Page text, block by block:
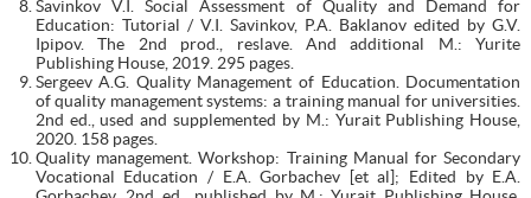
Savinkov V.I. Social Assessment of Quality and Demand for
Education: Tutorial / V.I. Savinkov, P.A. Baklanov edited by G.V.
Ipipov. The 2nd prod., reslave. And additional M.: Yurite
Publishing House, 2019. 295 pages.
Sergeev A.G. Quality Management of Education. Documentation
of quality management systems: a training manual for universities.
2nd ed., used and supplemented by M.: Yurait Publishing House,
2020. 158 pages.
Quality management. Workshop: Training Manual for Secondary
Vocational Education / E.A. Gorbachev [et al]; Edited by E.A.